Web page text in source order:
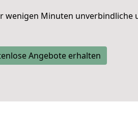
wenigen Minuten unverbindliche
Angebote erhalten